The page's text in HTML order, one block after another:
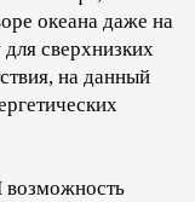
океана даже на
сверхнизких
на данный